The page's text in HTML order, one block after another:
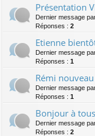
Présentation
Dernier message
Réponses : 2
Etienne
Dernier message
Réponses : 1
Rémi
Dernier message
Réponses : 1
Bonjour à
Dernier message
Réponses : 2